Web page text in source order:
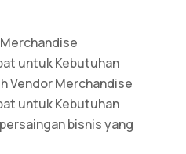
untuk Kebutuhan
Vendor Merchandise
untuk Kebutuhan
bisnis yang